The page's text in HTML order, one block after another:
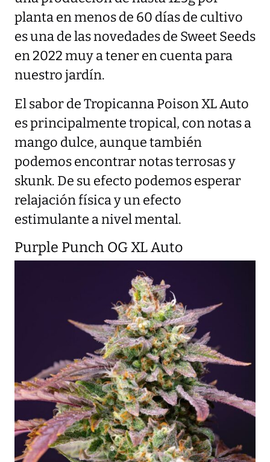
planta en menos de 60 días de cultivo
es una de las novedades de Sweet Seeds
en 2022 muy a tener en cuenta para
nuestro jardín.
El sabor de Tropicanna Poison XL Auto
es principalmente tropical, con notas a
mango dulce, aunque también
podemos encontrar notas terrosas y
skunk. De su efecto podemos esperar
relajación física y un efecto
estimulante a nivel mental.
Purple Punch OG XL Auto